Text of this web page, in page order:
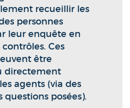
recueillir les
personnes
leur enquête en
Ces
être
directement
agents (via des
questions posées).